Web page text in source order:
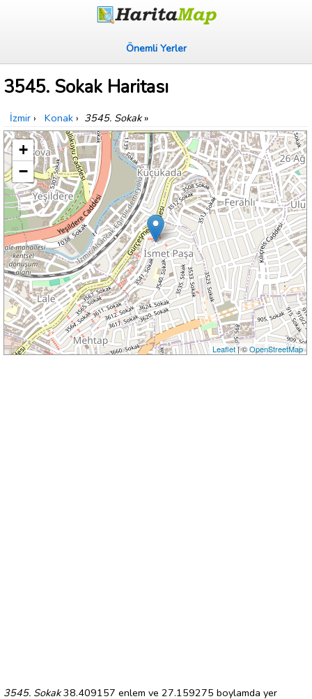
Önemli Yerler
3545. Sokak Haritası
İzmir › Konak › 3545. Sokak»
+
−
Leaflet| ©OpenStreetMap
3545. Sokak38.409157 enlem ve 27.159275 boylamda yer